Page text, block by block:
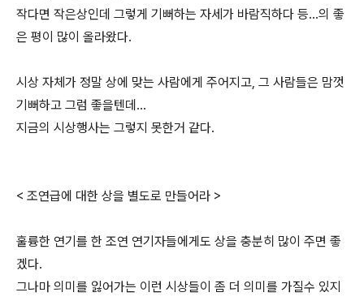
작다면 작은상인데 그렇게 기뻐하는 자세가 바람직하다 등...의 좋
은 평이 많이 올라왔다.
시상 자체가 정말 상에 맞는 사람에게 주어지고, 그 사람들은 맘껏
기뻐하고 그럼 좋을텐데...
지금의 시상행사는 그렇지 못한거 같다.
< 조연급에 대한 상을 별도로 만들어라 >
훌륭한 연기를 한 조연 연기자들에게도 상을 충분히 많이 주면 좋
겠다.
그나마 의미를 잃어가는 이런 시상들이 좀 더 의미를 가질수 있지